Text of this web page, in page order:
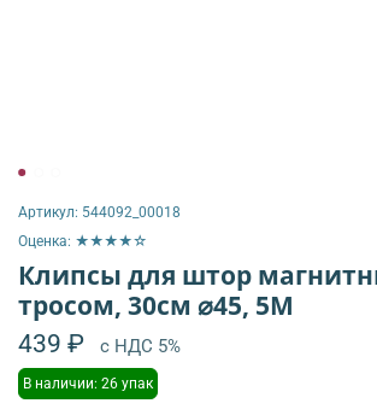
Артикул: 544092_00018
Оценка: ★★★★☆
Клипсы для штор
тросом, 30см ⌀45, 5М
439 ₽ с НДС 5%
В наличии: 26 упак